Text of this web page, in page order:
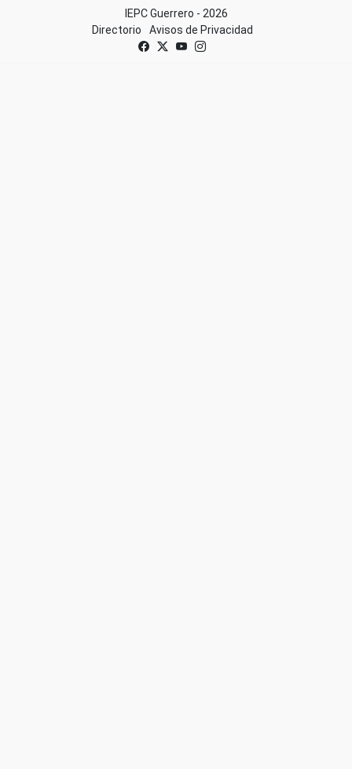
IEPC Guerrero - 2026
Directorio
Avisos de Privacidad